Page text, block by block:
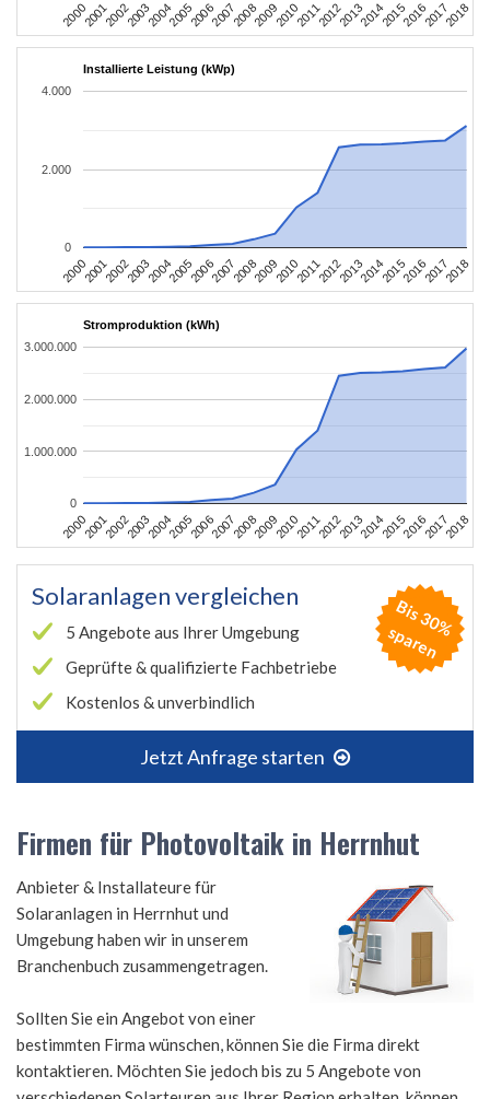
2000200120022003200420052006200720082009201020112012201320142015201620172018
Installierte Leistung (kWp)
2000200120022003200420052006200720082009201020112012201320142015201620172018
0
2.000
4.000
Stromproduktion (kWh)
2000200120022003200420052006200720082009201020112012201320142015201620172018
0
1.000.000
2.000.000
3.000.000
Solaranlagen vergleichen
5 Angebote aus Ihrer Umgebung
Geprüfte & qualifizierte Fachbetriebe
Kostenlos & unverbindlich
Jetzt Anfrage starten
B
is
3
0
%
s
p
a
r
e
n
Firmen für Photovoltaik in Herrnhut
Anbieter & Installateure für
Solaranlagen in Herrnhut und
Umgebung haben wir in unserem
Branchenbuch zusammengetragen.
Sollten Sie ein Angebot von einer
bestimmten Firma wünschen, können Sie die Firma direkt
kontaktieren. Möchten Sie jedoch bis zu 5 Angebote von